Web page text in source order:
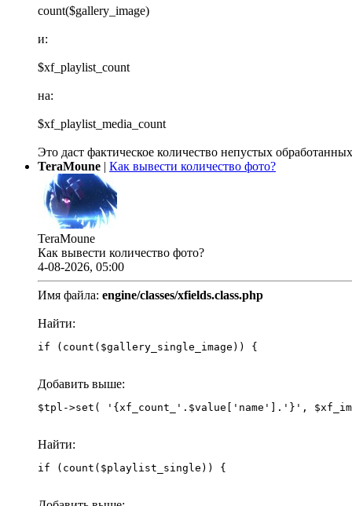
count($gallery_image)
и:
$xf_playlist_count
на:
$xf_playlist_media_count
Это даст фактическое количество непустых
TeraMoune | Как вывести количество фото?
TeraMoune
Как вывести количество фото?
4-08-2026, 05:00
Имя файла: engine/classes/xfields.class.php
Найти:
if (count($gallery_single_image)) {
Добавить выше:
Найти:
if (count($playlist_single)) {